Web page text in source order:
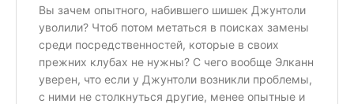
Вы зачем опытного, набившего шишек Джунтоли
уволили? Чтоб потом метаться в поисках замены
среди посредственностей, которые в своих
прежних клубах не нужны? С чего вообще Элканн
уверен, что если у Джунтоли возникли проблемы,
с ними не столкнуться другие, менее опытные и